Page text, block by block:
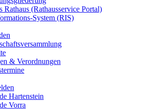
Rathaus (Rathausservice Portal)
System (RIS)
& Verordnungen
Hartenstein
Vorra